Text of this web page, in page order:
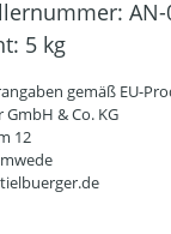
AN-
5 kg
gemäß EU-
GmbH & Co. KG
12